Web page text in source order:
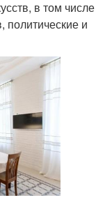
в том числе
и